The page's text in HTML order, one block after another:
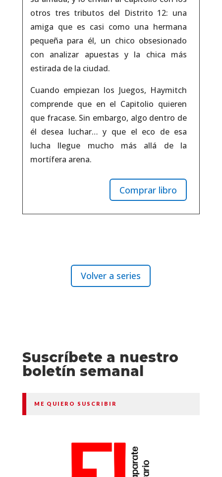
otros tres tributos del Distrito 12: una
amiga que es casi como una hermana
pequeña para él, un chico obsesionado
con analizar apuestas y la chica más
estirada de la ciudad.
Cuando empiezan los Juegos, Haymitch
comprende que en el Capitolio quieren
que fracase. Sin embargo, algo dentro de
él desea luchar… y que el eco de esa
lucha llegue mucho más allá de la
mortífera arena.
Comprar libro
Volver a series
Suscríbete a nuestro
boletín semanal
ME QUIERO SUSCRIBIR